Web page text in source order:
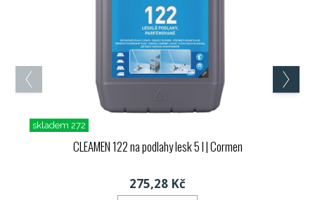
skladem 272
CLEAMEN 122 na podlahy lesk 5 l| Cormen
275,28 Kč